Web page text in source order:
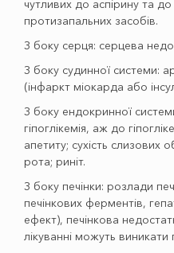
чутливих до аспірину та
протизапальних засобів.
З боку серця: серцева
З боку судинної системи:
(інфаркт міокарда або
З боку ендокринної
гіпоглікемія, аж до
апетиту; сухість
рота; риніт.
З боку печінки: розлади
печінкових ферментів,
ефект), печінкова
лікуванні можуть